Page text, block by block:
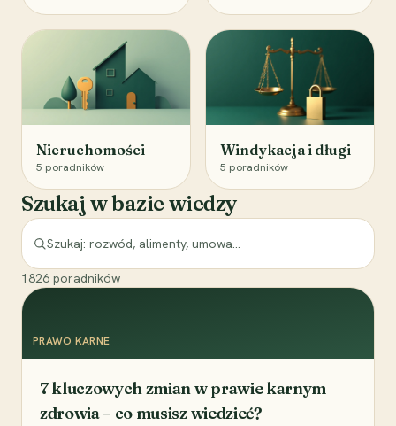
Nieruchomości
5 poradników
Windykacja i długi
5 poradników
Szukaj w bazie wiedzy
1826 poradników
PRAWO KARNE
7 kluczowych zmian w prawie karnym
zdrowia – co musisz wiedzieć?